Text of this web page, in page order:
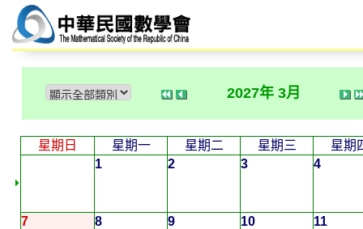
2027年 3月
星期日 星期一 星期二 星期三
星期
1
2 3 4
7 8 9 10 11